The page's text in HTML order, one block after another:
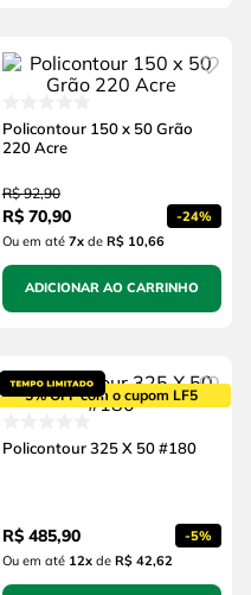
Policontour 150 x 50 Grão
220 Acre
R$ 92,90
R$ 70,90 -24%
Ou em até 7xde R$ 10,66
ADICIONAR AO CARRINHO
5% OFF com o cupom LF5
Policontour 325 X 50 #180
R$ 485,90 -5%
Ou em até 12xde R$ 42,62